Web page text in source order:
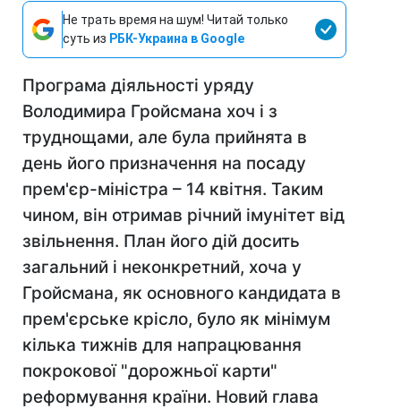
Не трать время на шум! Читай только
суть из РБК-Украина в Google
Програма діяльності уряду
Володимира Гройсмана хоч і з
труднощами, але була прийнята в
день його призначення на посаду
прем'єр-міністра – 14 квітня. Таким
чином, він отримав річний імунітет від
звільнення. План його дій досить
загальний і неконкретний, хоча у
Гройсмана, як основного кандидата в
прем'єрське крісло, було як мінімум
кілька тижнів для напрацювання
покрокової "дорожньої карти"
реформування країни. Новий глава